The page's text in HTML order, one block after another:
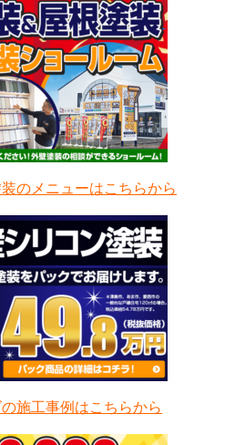
のメニューはこちらから
施工事例はこちらから